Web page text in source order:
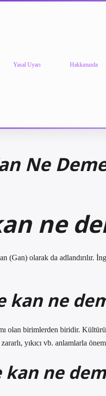
Yasal Uyarı Hakkımızda
Ne
ne
(Gan) olarak da adlandırılır.
kan ne
olan birimlerden biridir.
yıkıcı vb. anlamlarla
kan ne